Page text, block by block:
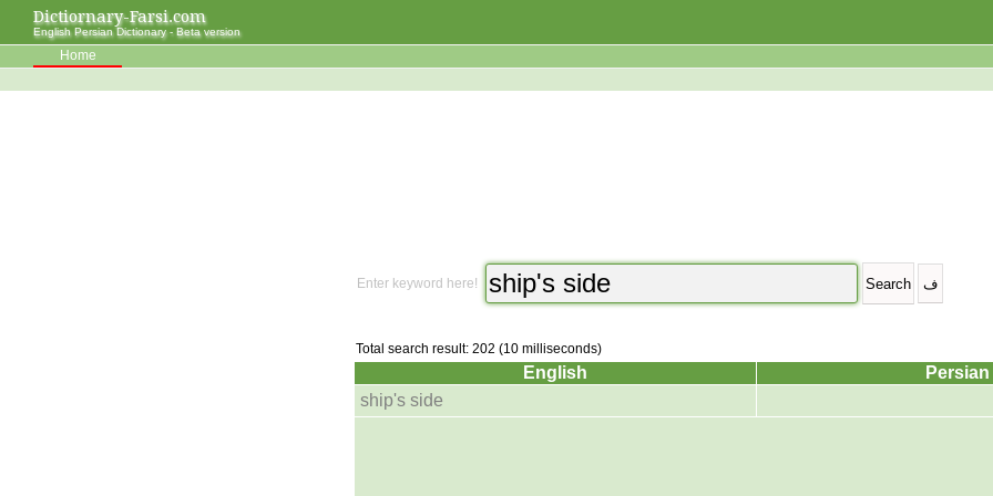
Dictiornary-Farsi.com
English Persian Dictionary - Beta version
Home
Enter keyword here!
Total search result: 202 (10 milliseconds)
English
Persian
ship's side